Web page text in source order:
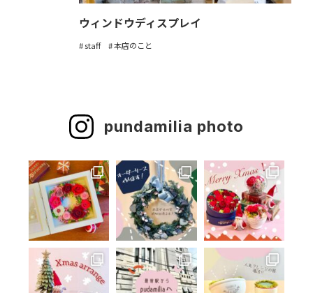
ウィンドウディスプレイ
staff 本店のこと
pundamilia photo